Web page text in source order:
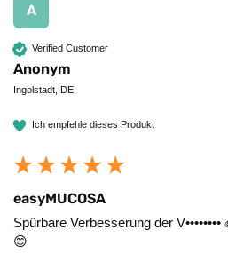
A
Verified Customer
Anonym
Ingolstadt, DE
Ich empfehle dieses Produkt
easyMUCOSA
Spürbare Verbesserung der V••••••••
😊